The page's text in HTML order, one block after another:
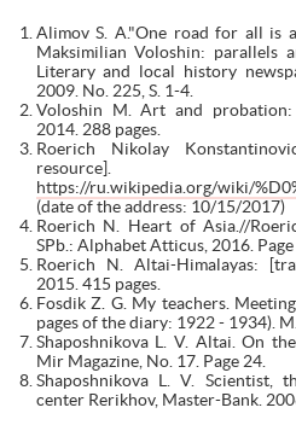
Alimov S. A."One road for all is
Maksimilian Voloshin: parallels
Literary and local history
2009. No. 225, S. 1-4.
Voloshin M. Art and probation:
2014. 288 pages.
Roerich Nikolay
https://ru.wikipedia.org/wiki/
(date of the address: 10/15/2017)
Roerich N. Heart of Asia.//
SPb.: Alphabet Atticus, 2016.
Roerich N. Altai-Himalayas:
2015. 415 pages.
Fosdik Z. G. My teachers.
pages of the diary: 1922 - 1934).
Shaposhnikova L. V. Altai. On
Mir Magazine, No. 17. Page 24.
Shaposhnikova L. V. Scientist,
center Rerikhov, Master-Bank.